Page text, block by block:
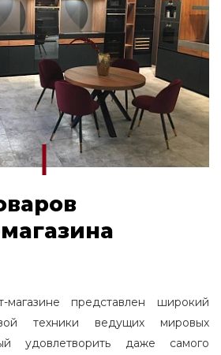
представлен широкий
техники ведущих мировых
удовлетворить даже самого